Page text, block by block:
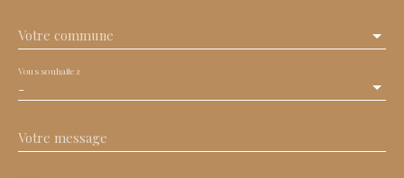
Votre commune
-
Vous souhaitez
Votre message